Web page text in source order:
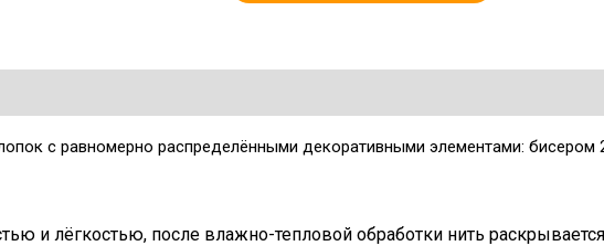
с равномерно распределёнными декоративными элементами: бисером
и лёгкостью, после влажно-тепловой обработки нить